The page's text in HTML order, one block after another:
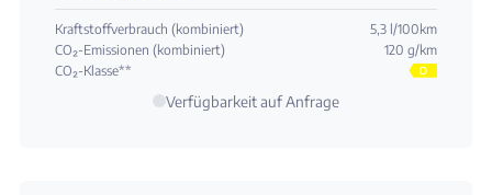
Kraftstoffverbrauch (kombiniert)
5,3 l/100km
CO₂-Emissionen (kombiniert)
120 g/km
CO₂-Klasse**
D
Verfügbarkeit auf Anfrage